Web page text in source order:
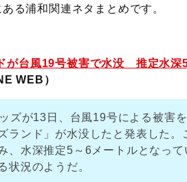
る浦和関連ネタまとめです。
が台風19号被害で水没 推定水深
WEB）
ズが13日、台風19号による被害
ランド」が水没したと発表した
、水深推定5～6メートルとなっ
状況のようだ。